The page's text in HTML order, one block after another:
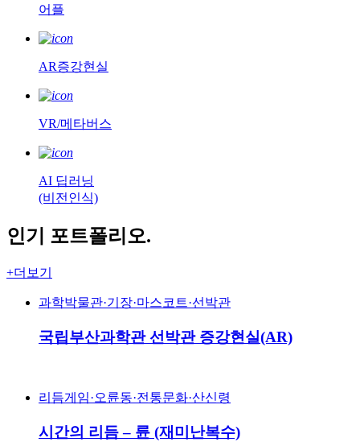
어플
AR증강현실
VR/메타버스
AI 딥러닝
(비전인식)
인기 포트폴리오.
+더보기
과학박물관·기장·마스코트·선박관
국립부산과학관 선박관 증강현실(AR)
리듬게임·오륜동·전통문화·산신령
시간의 리듬 – 륜 (재미난복수)